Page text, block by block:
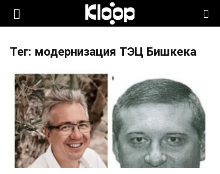
KLOOP.KG
Новости
Кыргызстана
Тег: модернизация ТЭЦ Бишкека